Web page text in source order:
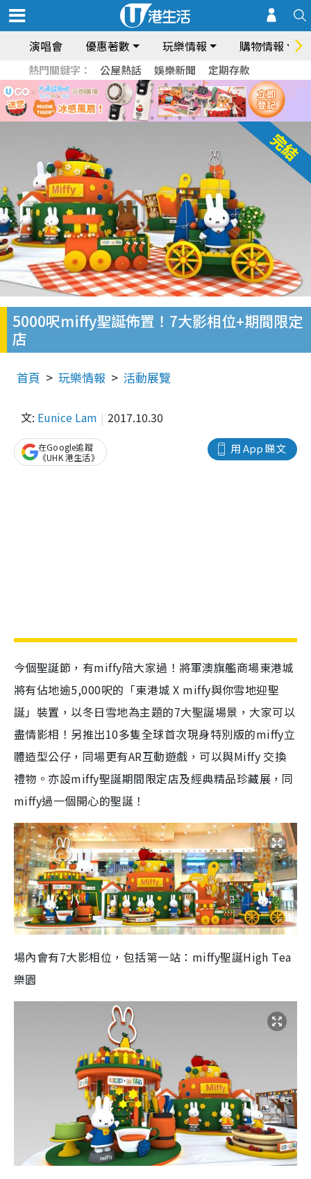
演唱會 優惠著數 玩樂情報 購物情報
熱門關鍵字： 公屋熱話 娛樂新聞 定期存款
5000呎miffy聖誕佈置！7大影相位+期間限定
店
首頁 玩樂情報 活動展覽
文: Eunice Lam 2017.10.30
用 App 睇文
在Google追蹤
《UHK 港生活》
今個聖誕節，有miffy陪大家過！將軍澳旗艦商場東港城
將有佔地逾5,000呎的「東港城 X miffy與你雪地迎聖
誕」裝置，以冬日雪地為主題的7大聖誕場景，大家可以
盡情影相！另推出10多隻全球首次現身特別版的miffy立
體造型公仔，同場更有AR互動遊戲，可以與Miffy 交換
禮物。亦設miffy聖誕期間限定店及經典精品珍藏展，同
miffy過一個開心的聖誕！
場內會有7大影相位，包括第一站：miffy聖誕High Tea
樂園